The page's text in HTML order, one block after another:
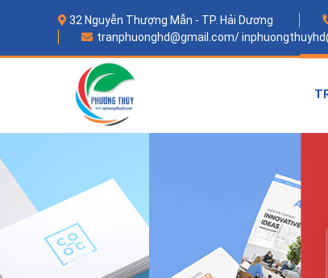
32 Nguyễn Thượng Mẫn - TP. Hải Dương
tranphuonghd@gmail.com/